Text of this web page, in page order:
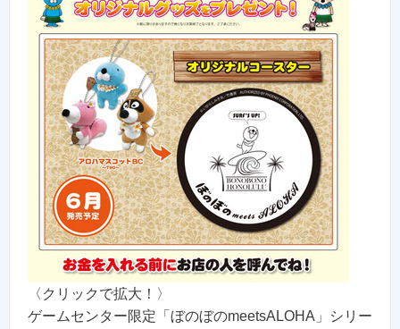
〈クリックで拡大！〉
ゲームセンター限定「ぼのぼのmeetsALOHA」シリー